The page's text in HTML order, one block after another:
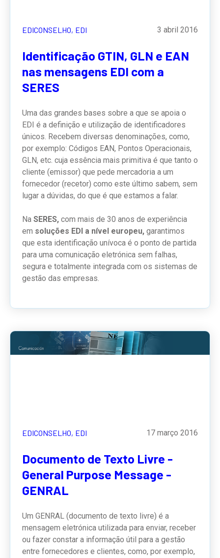
EDICONSELHO, EDI 3 abril 2016
Identificação GTIN, GLN e EAN
nas mensagens EDI com a
SERES
Uma das grandes bases sobre a que se apoia o
EDI é a definição e utilização de identificadores
únicos. Recebem diversas denominações, como,
por exemplo: Códigos EAN, Pontos Operacionais,
GLN, etc. cuja essência mais primitiva é que tanto o
cliente (emissor) que pede mercadoria a um
fornecedor (recetor) como este último sabem, sem
lugar a dúvidas, do que é que estamos a falar.
Na SERES, com mais de 30 anos de experiência
em soluções EDI a nível europeu, garantimos
que esta identificação unívoca é o ponto de partida
para uma comunicação eletrónica sem falhas,
segura e totalmente integrada com os sistemas de
gestão das empresas.
EDICONSELHO, EDI 17 março 2016
Documento de Texto Livre -
General Purpose Message -
GENRAL
Um GENRAL (documento de texto livre) é a
mensagem eletrónica utilizada para enviar, receber
ou fazer constar a informação útil para a gestão
entre fornecedores e clientes, como, por exemplo,